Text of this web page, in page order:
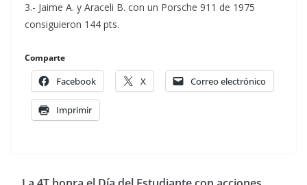
3.- Jaime A. y Araceli B. con un Porsche 911 de 1975
consiguieron 144 pts.
Comparte
Facebook X Correo electrónico
Imprimir